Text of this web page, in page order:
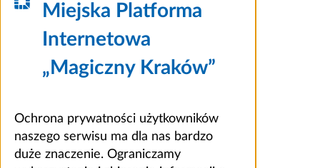
Miejska Platforma
Internetowa
„Magiczny Kraków”
Ochrona prywatności użytkowników
naszego serwisu ma dla nas bardzo
duże znaczenie. Ograniczamy